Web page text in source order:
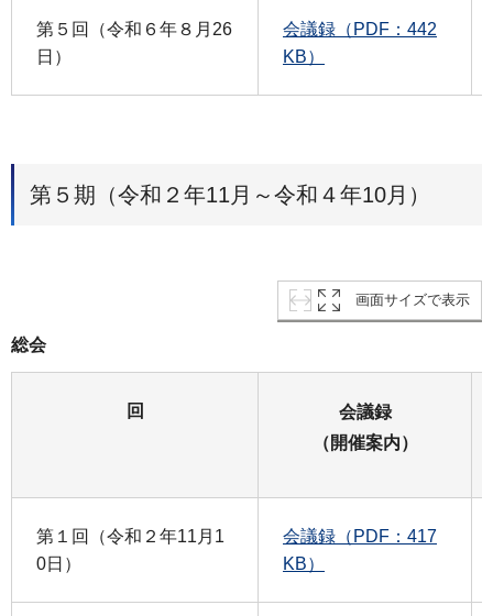
第５回（令和６年８月26
日）
会議録（PDF：442
KB）
第５期（令和２年11月～令和４年10月）
画面サイズで表示
総会
回
会議録
（開催案内）
第１回（令和２年11月1
0日）
会議録（PDF：417
KB）